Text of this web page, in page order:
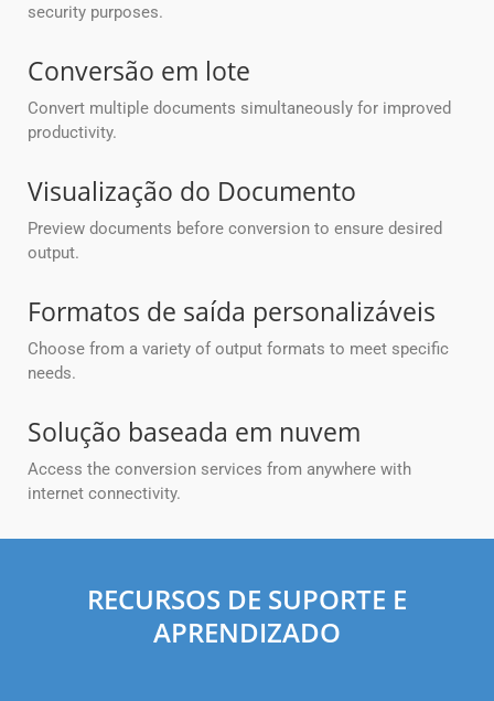
security purposes.
Conversão em lote
Convert multiple documents simultaneously for improved
productivity.
Visualização do Documento
Preview documents before conversion to ensure desired
output.
Formatos de saída personalizáveis
Choose from a variety of output formats to meet specific
needs.
Solução baseada em nuvem
Access the conversion services from anywhere with
internet connectivity.
RECURSOS DE SUPORTE E
APRENDIZADO